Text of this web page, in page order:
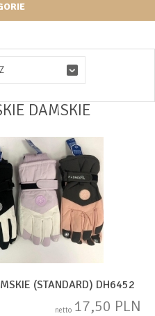
DAMSKIE
(STANDARD) DH6452
netto 17,50 PLN